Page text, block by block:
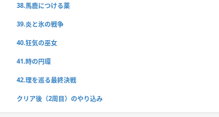
38.馬鹿につける薬
39.炎と氷の戦争
40.狂気の巫女
41.時の円環
42.理を巡る最終決戦
クリア後（2周目）のやり込み